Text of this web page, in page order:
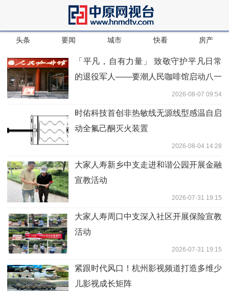
头条 要闻 城市 快看 房产
「平凡，自有力量」 致敬守护平凡日常
的退役军人——要潮人民咖啡馆启动八一
2026-08-07 09:54
时佑科技首创非热敏线无源线型感温自启
动全氟己酮灭火装置
2026-08-04 14:28
大家人寿新乡中支走进和谐公园开展金融
宣教活动
2026-07-31 19:15
大家人寿周口中支深入社区开展保险宣教
活动
2026-07-31 19:15
紧跟时代风口！杭州影视频道打造多维少
儿影视成长矩阵